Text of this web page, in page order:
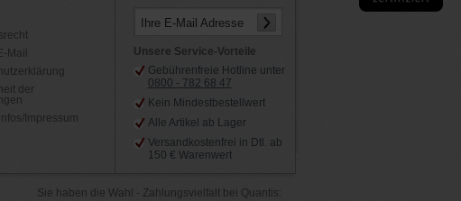
Mail
der
Impressum
Ihre E-Mail Adresse
Unsere Service-Vorteile
Gebührenfreie Hotline unter
0800 - 782 68 47
Kein Mindestbestellwert
Alle Artikel ab Lager
Versandkostenfrei in Dtl. ab
150 € Warenwert
Sie haben die Wahl - Zahlungsvielfalt bei Quantis: